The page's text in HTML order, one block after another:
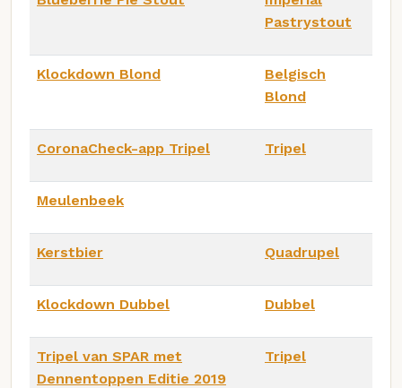
Pastrystout
Klockdown Blond
Belgisch
Blond
CoronaCheck-app Tripel Tripel
Meulenbeek
Kerstbier Quadrupel
Klockdown Dubbel Dubbel
Tripel van SPAR met
Dennentoppen Editie 2019
Tripel